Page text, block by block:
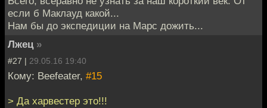
если б Маклауд какой...
Нам бы до экспедиции на Марс дожить...
Лжец »
#27 | 29.05.16 19:40
Кому: Beefeater, #15
> Да харвестер это!!!